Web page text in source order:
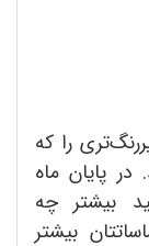
را که
پایان ماه
بیشتر چه
بیشتر